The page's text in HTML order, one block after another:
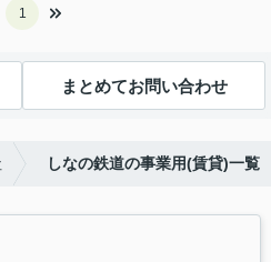
1
まとめてお問い合わせ
しなの鉄道の事業用(賃貸)一覧